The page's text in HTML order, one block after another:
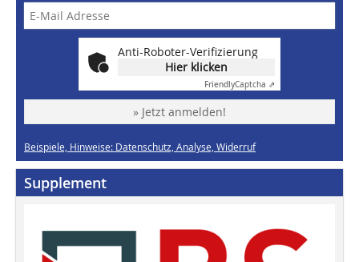
Anti-Roboter-Verifizierung
Hier klicken
FriendlyCaptcha ⇗
» Jetzt anmelden!
Beispiele, Hinweise: Datenschutz, Analyse, Widerruf
Supplement